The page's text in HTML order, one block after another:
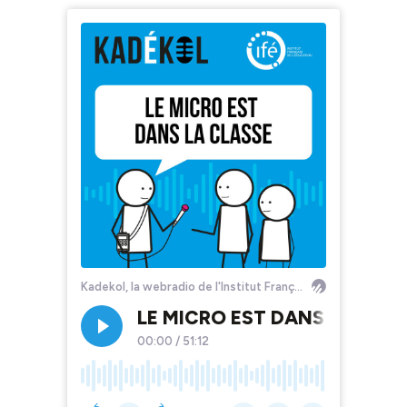
Kadekol, la webradio de l'Institut Français de l'Éducation
LE MICRO EST DANS LA
00:00 / 51:12